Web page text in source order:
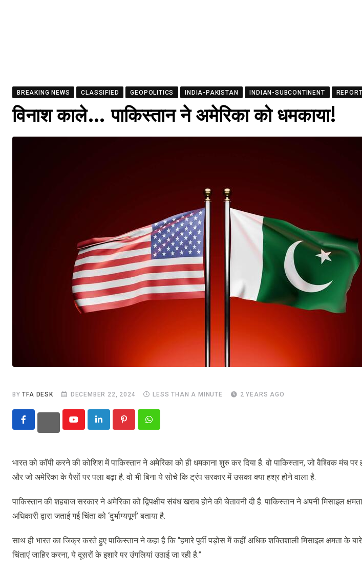
BREAKING NEWS CLASSIFIED GEOPOLITICS INDIA-PAKISTAN INDIAN-SUBCONTINENT
विनाश काले… पाकिस्तान ने अमेरिका को धमकाया!
BYTFA DESK DECEMBER 22, 2024 LESS THAN A MINUTE 2 YEARS AGO
YoutubeLinkedIn PinterestWhatsapp
भारत को कॉपी करने की कोशिश में पाकिस्तान ने अमेरिका को ही धमकाना शुरु कर दिया है. वो पाकिस्तान, जो वैश्विक मंच
और जो अमेरिका के पैसों पर पला बढ़ा है. वो भी बिना ये सोचे कि ट्रंप सरकार में उसका क्या हश्र होने वाला है.
पाकिस्तान की शहबाज सरकार ने अमेरिका को द्विपक्षीय संबंध खराब होने की चेतावनी दी है. पाकिस्तान ने अपनी मिसाइल
अधिकारी द्वारा जताई गई चिंता को ‘दुर्भाग्यपूर्ण’ बताया है.
साथ ही भारत का जिक्र करते हुए पाकिस्तान ने कहा है कि “हमारे पूर्वी पड़ोस में कहीं अधिक शक्तिशाली मिसाइल क्षमता के
चिंताएं जाहिर करना, ये दूसरों के इशारे पर उंगलियां उठाई जा रही है.”